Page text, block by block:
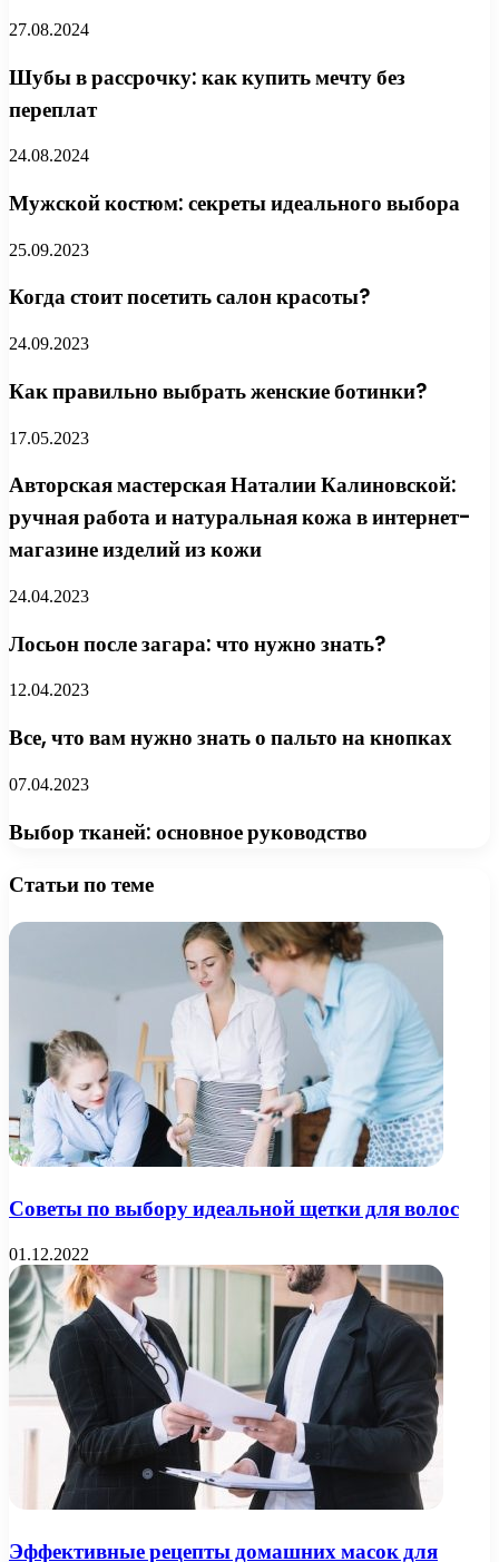
27.08.2024
Шубы в рассрочку: как купить мечту без
переплат
24.08.2024
Мужской костюм: секреты идеального выбора
25.09.2023
Когда стоит посетить салон красоты?
24.09.2023
Как правильно выбрать женские ботинки?
17.05.2023
Авторская мастерская Наталии Калиновской:
ручная работа и натуральная кожа в интернет-
магазине изделий из кожи
24.04.2023
Лосьон после загара: что нужно знать?
12.04.2023
Все, что вам нужно знать о пальто на кнопках
07.04.2023
Выбор тканей: основное руководство
Статьи по теме
Советы по выбору идеальной щетки для волос
01.12.2022
Эффективные рецепты домашних масок для